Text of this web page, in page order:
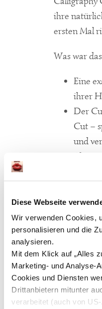
Diese Webseite
Wir verwenden Cookies,
personalisieren und die
analysieren.
Mit dem Klick auf „Alles
Marketing- und Analyse-
Cookies und Diensten
Drittanbietern mitunter
verarbeitet (auch von
ihre
ersten Mal
Was war
Eine
ihrer
Der
Cut –
und
elastische
durch den
die
Du hast